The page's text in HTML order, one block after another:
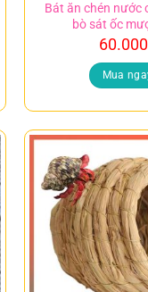
Bát ăn chén nước
bò sát ốc
60.000
Mua